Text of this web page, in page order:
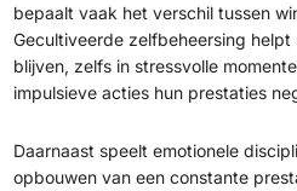
bepaalt vaak het verschil tussen
Gecultiveerde zelfbeheersing
blijven, zelfs in stressvolle
impulsieve acties hun prestaties
Daarnaast speelt emotionele
opbouwen van een constante